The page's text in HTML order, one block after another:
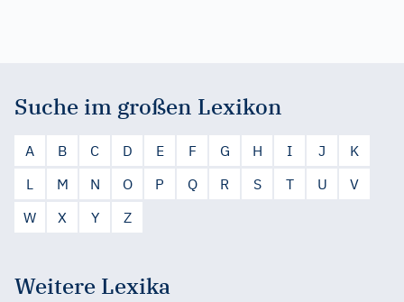
Suche im großen Lexikon
A B C D E F G H I J
K
L
M N O P Q R S T U
V
W
X Y Z
Weitere Lexika